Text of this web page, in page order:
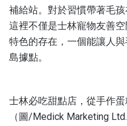
補給站。對於習慣帶著毛
這裡不僅是士林寵物友善
特色的存在，一個能讓人
島據點。
士林必吃甜點店，從手作
（圖/Medick Marketing Ltd.